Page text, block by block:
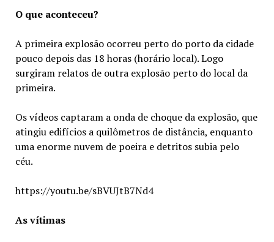
O que aconteceu?
A primeira explosão ocorreu perto do porto da cidade
pouco depois das 18 horas (horário local). Logo
surgiram relatos de outra explosão perto do local da
primeira.
Os vídeos captaram a onda de choque da explosão, que
atingiu edifícios a quilômetros de distância, enquanto
uma enorme nuvem de poeira e detritos subia pelo
céu.
https://youtu.be/sBVUJtB7Nd4
As vítimas